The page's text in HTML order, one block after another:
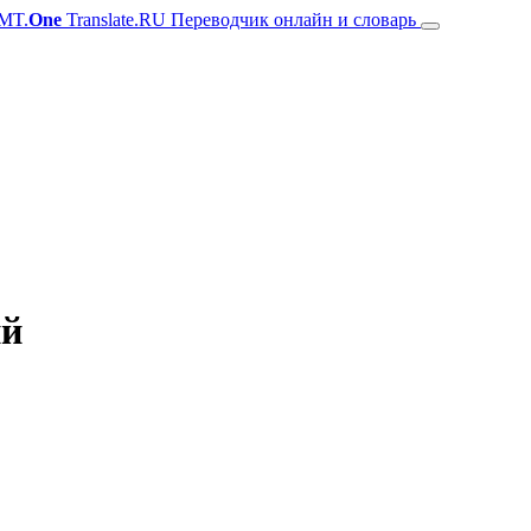
One Translate.RU Переводчик онлайн и словарь